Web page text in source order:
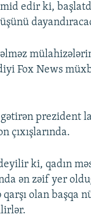
edir ki,
Fox News
prezident
çıxışlarında.
ki, qadın
ən zəif yer
olan başqa